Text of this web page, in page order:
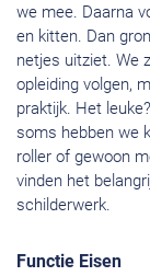
we mee. Daarna
en kitten. Dan
netjes uitziet. We
opleiding volgen,
praktijk. Het
soms hebben we
roller of gewoon
vinden het
schilderwerk.
Functie Eisen